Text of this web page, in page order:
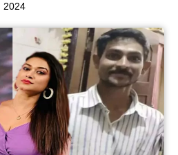
2024